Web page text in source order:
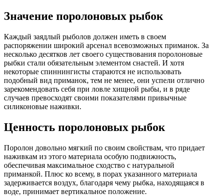
Значение поролоновых рыбок
Каждый заядлый рыболов должен иметь в своем
распоряжении широкий арсенал всевозможных приманок. За
несколько десятков лет своего существования поролоновые
рыбки стали обязательным элементом снастей. И хотя
некоторые спиннингисты стараются не использовать
подобный вид приманок, тем не менее, они успели отлично
зарекомендовать себя при ловле хищной рыбы, и в ряде
случаев превосходят своими показателями привычные
силиконовые наживки.
Ценность поролоновых рыбок
Поролон довольно мягкий по своим свойствам, что придает
наживкам из этого материала особую подвижность,
обеспечивая максимальное сходство с натуральной
приманкой. Плюс ко всему, в порах указанного материала
задерживается воздух, благодаря чему рыбка, находящаяся в
воде, принимает вертикальное положение.